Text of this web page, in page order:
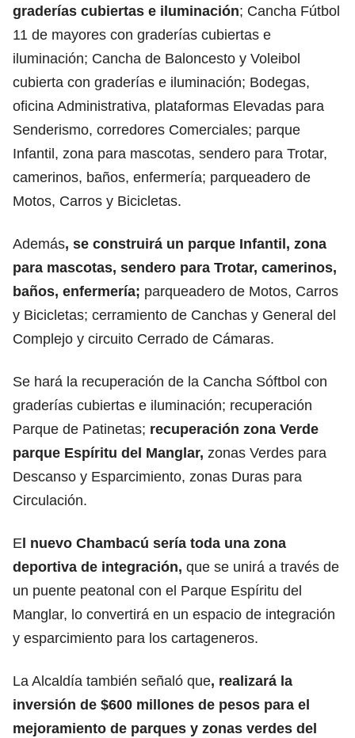
graderías cubiertas e iluminación; Cancha Fútbol
11 de mayores con graderías cubiertas e
iluminación; Cancha de Baloncesto y Voleibol
cubierta con graderías e iluminación; Bodegas,
oficina Administrativa, plataformas Elevadas para
Senderismo, corredores Comerciales; parque
Infantil, zona para mascotas, sendero para Trotar,
camerinos, baños, enfermería; parqueadero de
Motos, Carros y Bicicletas.
Además, se construirá un parque Infantil, zona
para mascotas, sendero para Trotar, camerinos,
baños, enfermería; parqueadero de Motos, Carros
y Bicicletas; cerramiento de Canchas y General del
Complejo y circuito Cerrado de Cámaras.
Se hará la recuperación de la Cancha Sóftbol con
graderías cubiertas e iluminación; recuperación
Parque de Patinetas; recuperación zona Verde
parque Espíritu del Manglar, zonas Verdes para
Descanso y Esparcimiento, zonas Duras para
Circulación.
El nuevo Chambacú sería toda una zona
deportiva de integración, que se unirá a través de
un puente peatonal con el Parque Espíritu del
Manglar, lo convertirá en un espacio de integración
y esparcimiento para los cartageneros.
La Alcaldía también señaló que, realizará la
inversión de $600 millones de pesos para el
mejoramiento de parques y zonas verdes del